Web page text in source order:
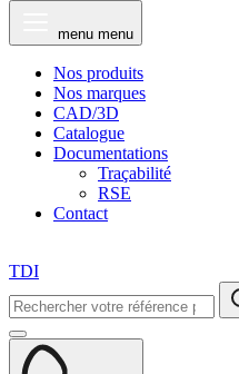
menu menu
Nos produits
Nos marques
CAD/3D
Catalogue
Documentations
Traçabilité
RSE
Contact
TDI